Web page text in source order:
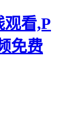
看,P
免费